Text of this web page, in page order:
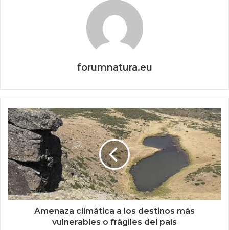
forumnatura.eu
Amenaza climática a los destinos más
vulnerables o frágiles del país